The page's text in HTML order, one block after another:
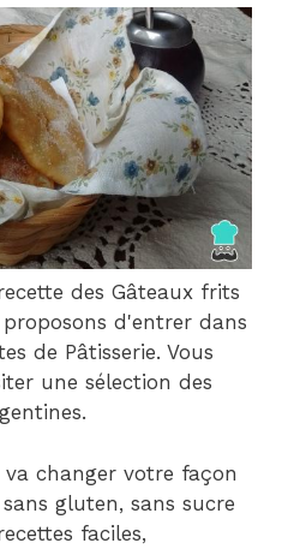
des Gâteaux frits
d'entrer dans
de Pâtisserie. Vous
une sélection des
changer votre façon
gluten, sans sucre
faciles,